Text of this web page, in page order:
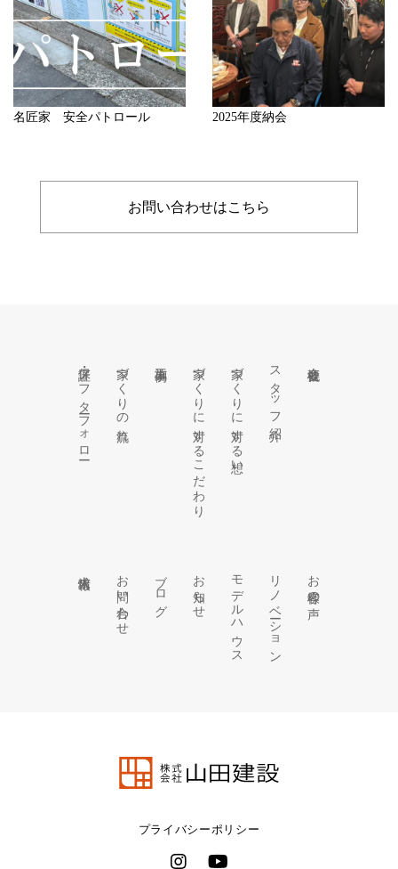
名匠家 安全パトロール 2025年度納会
お問い合わせはこちら
保証・アフターフォロー 家づくりの流れ 家づくりに対するこだわり 家づくりに対する想い スタッフ紹介
お問い合わせ ブログ お知らせ モデルハウス リノベーション お客様の声
プライバシーポリシー